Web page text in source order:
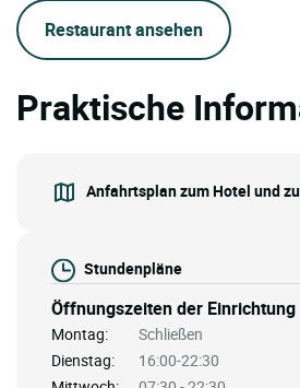
Restaurant ansehen
Praktische
Anfahrtsplan zum Hotel und
Stundenpläne
Öffnungszeiten der Einrichtung
Montag:
Schließen
Dienstag:
16:00-22:30